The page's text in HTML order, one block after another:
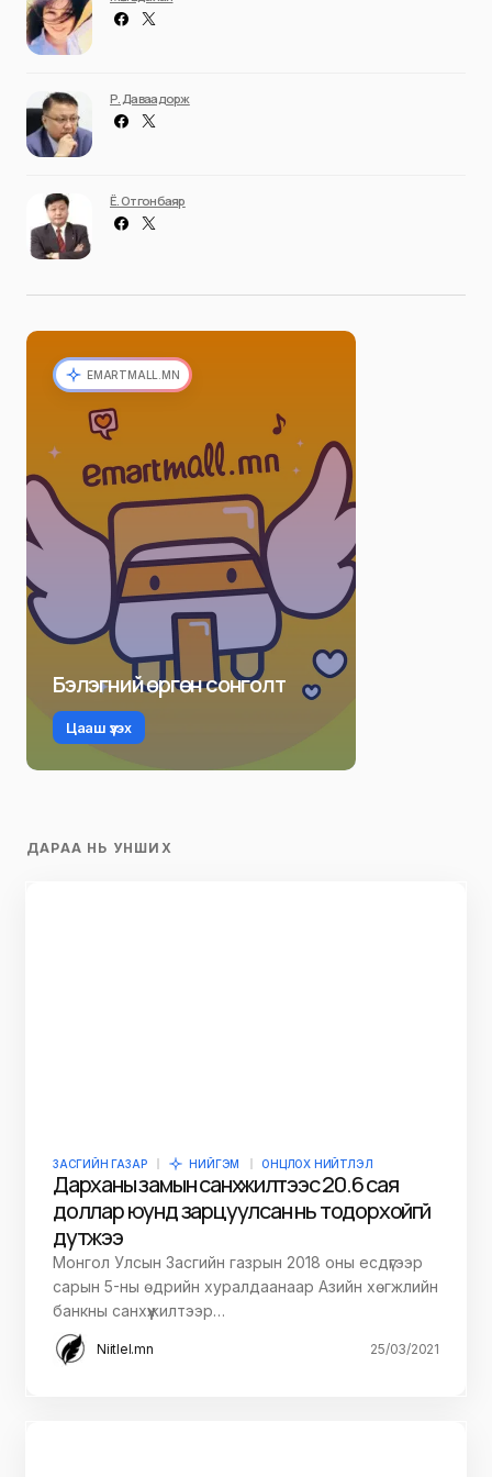
Р. Даваадорж
Ё. Отгонбаяр
EMARTMALL.MN
Бэлэгний өргөн сонголт
Цааш үзэх
ДАРАА НЬ УНШИХ
ЗАСГИЙН ГАЗАР НИЙГЭМ ОНЦЛОХ НИЙТЛЭЛ
Дарханы замын санхүүжилтээс 20.6 сая
доллар юунд зарцуулсан нь тодорхойгүй
дутжээ
Монгол Улсын Засгийн газрын 2018 оны есдүгээр
сарын 5-ны өдрийн хуралдаанаар Азийн хөгжлийн
банкны санхүүжилтээр…
Niitlel.mn 25/03/2021